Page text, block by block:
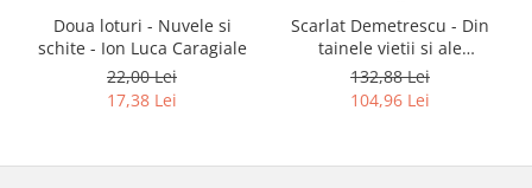
Doua loturi - Nuvele si
schite - Ion Luca Caragiale
22,00 Lei
17,38 Lei
Scarlat Demetrescu - Din
tainele vietii si ale
universului, Volumele I-III +
Viata dincolo de mormant
132,88 Lei
104,96 Lei